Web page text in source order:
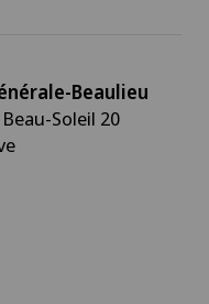
Beaulieu
Soleil 20